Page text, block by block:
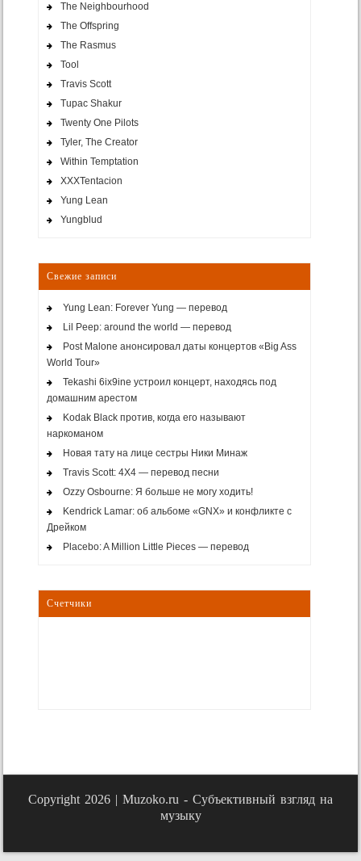
The Neighbourhood
The Offspring
The Rasmus
Tool
Travis Scott
Tupac Shakur
Twenty One Pilots
Tyler, The Creator
Within Temptation
XXXTentacion
Yung Lean
Yungblud
Свежие записи
Yung Lean: Forever Yung — перевод
Lil Peep: around the world — перевод
Post Malone анонсировал даты концертов «Big Ass
World Tour»
Tekashi 6ix9ine устроил концерт, находясь под
домашним арестом
Kodak Black против, когда его называют
наркоманом
Новая тату на лице сестры Ники Минаж
Travis Scott: 4X4 — перевод песни
Ozzy Osbourne: Я больше не могу ходить!
Kendrick Lamar: об альбоме «GNX» и конфликте с
Дрейком
Placebo: A Million Little Pieces — перевод
Счетчики
Copyright 2026 | Muzoko.ru - Субъективный взгляд на
музыку